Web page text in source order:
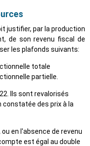
justifier, par la production
de son revenu fiscal de
les plafonds suivants:
totale
partielle.
Ils sont revalorisés
constatée des prix à la
en l'absence de revenu
est égal au double